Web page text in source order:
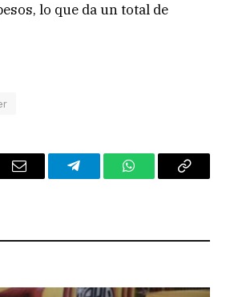
lo que da un total de
Email TelegramWhatsAppCopy